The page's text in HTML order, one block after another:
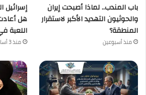
باب المندب.. لماذا أصبحت إيران
والحوثيون التهديد الأكبر لاستقرار
المنطقة؟
منذ أسبوعين
إسرائيل
هل
اللعبة
منذ 3 أسابيع